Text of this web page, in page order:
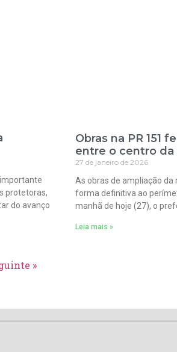
protetoras,
do avanço
Obras na PR 151
entre o centro da
27 de janeiro de 2026
As obras de ampliação da
forma definitiva ao
manhã de hoje (27), o
Leia mais »
»